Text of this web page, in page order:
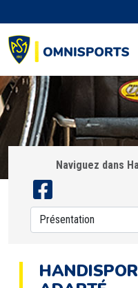
Naviguez dans